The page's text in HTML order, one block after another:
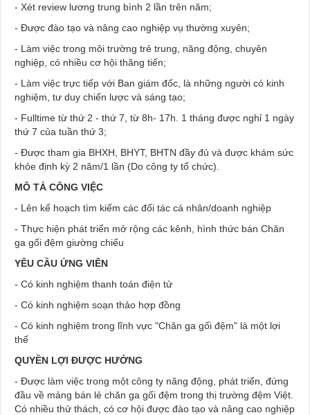
- Xét review lương trung bình 2 lần trên năm;
- Được đào tạo và nâng cao nghiệp vụ thường xuyên;
- Làm việc trong môi trường trẻ trung, năng động, chuyên
nghiệp, có nhiều cơ hội thăng tiến;
- Làm việc trực tiếp với Ban giám đốc, là những người có kinh
nghiệm, tư duy chiến lược và sáng tạo;
- Fulltime từ thứ 2 - thứ 7, từ 8h- 17h. 1 tháng được nghỉ 1 ngày
thứ 7 của tuần thứ 3;
- Được tham gia BHXH, BHYT, BHTN đầy đủ và được khám sức
khỏe định kỳ 2 năm/1 lần (Do công ty tổ chức).
MÔ TẢ CÔNG VIỆC
- Lên kế hoạch tìm kiếm các đối tác cá nhân/doanh nghiệp
- Thực hiện phát triển mở rộng các kênh, hình thức bán Chăn
ga gối đệm giường chiếu
YÊU CẦU ỨNG VIÊN
- Có kinh nghiệm thanh toán điện tử
- Có kinh nghiệm soạn thảo hợp đồng
- Có kinh nghiệm trong lĩnh vực "Chăn ga gối đệm" là một lợi
thế
QUYỀN LỢI ĐƯỢC HƯỞNG
- Được làm việc trong một công ty năng động, phát triển, đứng
đầu về mảng bán lẻ chăn ga gối đệm trong thị trường đệm Việt.
Có nhiều thử thách, có cơ hội được đào tạo và nâng cao nghiệp